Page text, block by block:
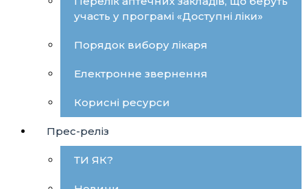
участь у програмі «Доступні ліки»
Порядок вибору лікаря
Електронне звернення
Корисні ресурси
Прес-реліз
ТИ ЯК?